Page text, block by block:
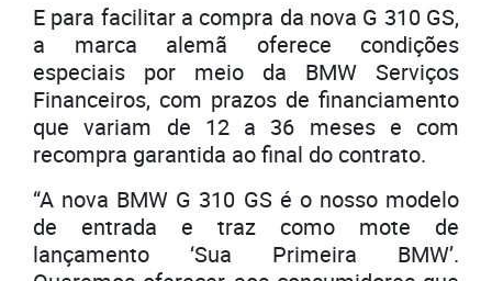
E para facilitar a compra da nova G 310 GS,
a marca alemã oferece condições
especiais por meio da BMW Serviços
Financeiros, com prazos de financiamento
que variam de 12 a 36 meses e com
recompra garantida ao final do contrato.
“A nova BMW G 310 GS é o nosso modelo
de entrada e traz como mote de
lançamento ‘Sua Primeira BMW’.